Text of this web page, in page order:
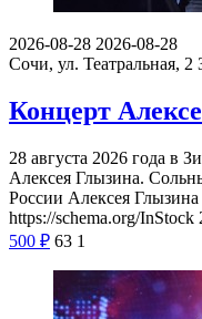
2026-08-28 2026-08-28
Сочи, ул. Театральная, 2
Концерт
28 августа 2026 года в
Алексея Глызина.
России Алексея
https://schema.org/InStock
500 ₽ 63 1